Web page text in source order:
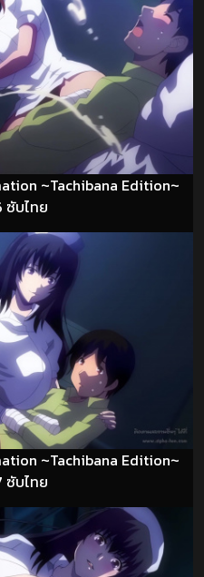
~Tachibana Edition~
ซับไทย
~Tachibana Edition~
ซับไทย